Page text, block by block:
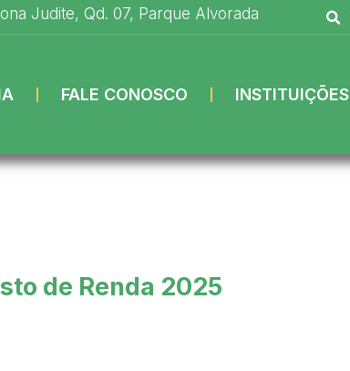
Judite, Qd. 07, Parque Alvorada
FALE CONOSCO INSTITUIÇÕES
de Renda 2025